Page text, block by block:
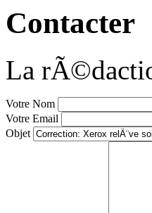
Contacter
La
Votre Nom
Votre Email
Objet